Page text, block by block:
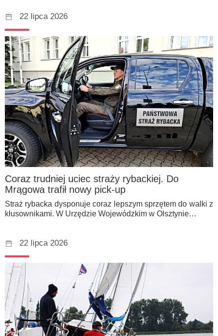
22 lipca 2026
Coraz trudniej uciec straży rybackiej. Do
Mrągowa trafił nowy pick-up
Straż rybacka dysponuje coraz lepszym sprzętem do walki z
kłusownikami. W Urzędzie Wojewódzkim w Olsztynie…
22 lipca 2026